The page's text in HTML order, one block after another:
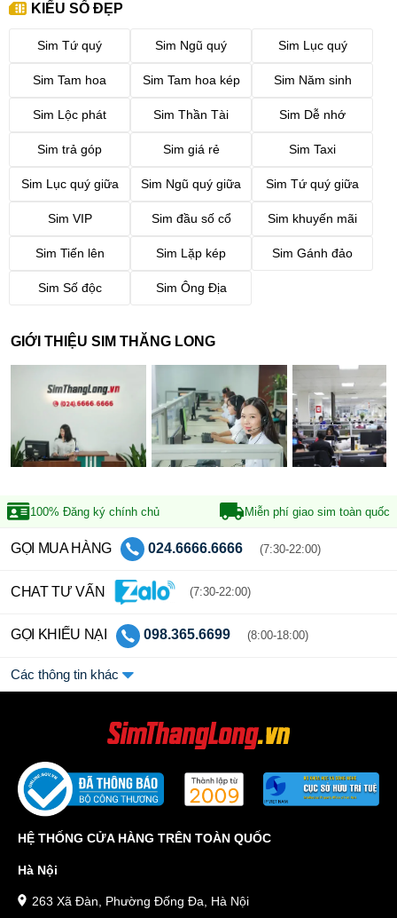
KIỂU SỐ ĐẸP
Sim Tứ quý Sim Ngũ quý Sim Lục quý
Sim Tam hoa Sim Tam hoa kép Sim Năm sinh
Sim Lộc phát Sim Thần Tài Sim Dễ nhớ
Sim trả góp Sim giá rẻ Sim Taxi
Sim Lục quý giữa Sim Ngũ quý giữa Sim Tứ quý giữa
Sim VIP Sim đầu số cổ Sim khuyến mãi
Sim Tiến lên Sim Lặp kép Sim Gánh đảo
Sim Số độc Sim Ông Địa
GIỚI THIỆU SIM THĂNG LONG
100% Đăng ký chính chủ Miễn phí giao sim toàn quốc
GỌI MUA HÀNG 024.6666.6666 (7:30-22:00)
CHAT TƯ VẤN (7:30-22:00)
GỌI KHIẾU NẠI 098.365.6699 (8:00-18:00)
Các thông tin khác
HỆ THỐNG CỬA HÀNG TRÊN TOÀN QUỐC
Hà Nội
263 Xã Đàn, Phường Đống Đa, Hà Nội